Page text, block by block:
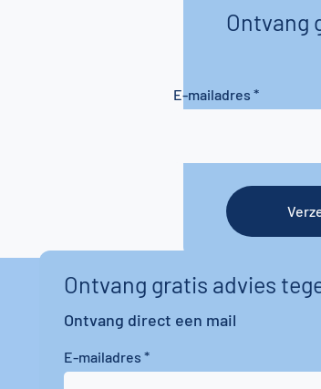
Ontvang
E-mailadres
Ontvang gratis advies
Ontvang direct een mail
E-mailadres